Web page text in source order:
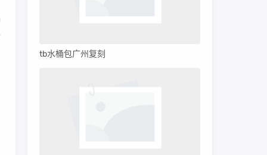
tb水桶包广州复刻